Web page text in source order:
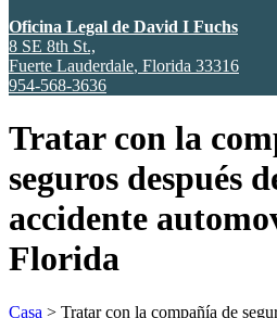
Oficina Legal de David I Fuchs
8 SE 8th St.,
Fuerte Lauderdale, Florida 33316
954-568-3636
Tratar con la
seguros después
accidente
Florida
Casa > Tratar con la compañía de